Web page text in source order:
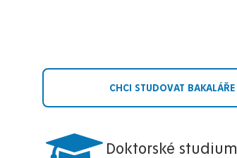
CHCI STUDOVAT BAKALÁŘE
Doktorské studium